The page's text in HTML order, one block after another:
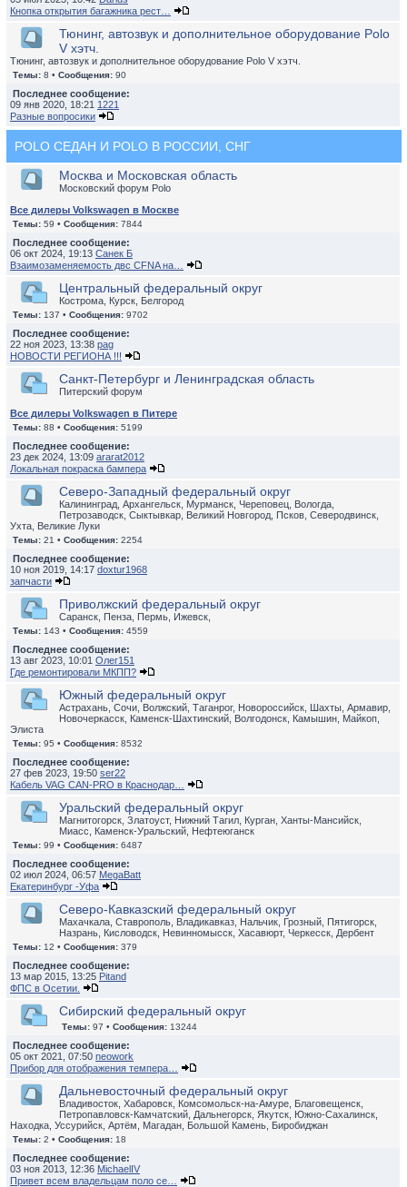
Кнопка открытия багажника рест…
Тюнинг, автозвук и дополнительное оборудование Polo
V хэтч.
Тюнинг, автозвук и дополнительное оборудование Polo V хэтч.
Темы: 8 • Сообщения: 90
Последнее сообщение:
09 янв 2020, 18:21 1221
Разные вопросики
POLO СЕДАН И POLO В РОССИИ, СНГ
Москва и Московская область
Московский форум Polo
Все дилеры Volkswagen в Москве
Темы: 59 • Сообщения: 7844
Последнее сообщение:
06 окт 2024, 19:13 Санек Б
Взаимозаменяемость двс CFNA на…
Центральный федеральный округ
Кострома, Курск, Белгород
Темы: 137 • Сообщения: 9702
Последнее сообщение:
22 ноя 2023, 13:38 pag
НОВОСТИ РЕГИОНА !!!
Санкт-Петербург и Ленинградская область
Питерский форум
Все дилеры Volkswagen в Питере
Темы: 88 • Сообщения: 5199
Последнее сообщение:
23 дек 2024, 13:09 ararat2012
Локальная покраска бампера
Северо-Западный федеральный округ
Калининград, Архангельск, Мурманск, Череповец, Вологда,
Петрозаводск, Сыктывкар, Великий Новгород, Псков, Северодвинск,
Ухта, Великие Луки
Темы: 21 • Сообщения: 2254
Последнее сообщение:
10 ноя 2019, 14:17 doxtur1968
запчасти
Приволжский федеральный округ
Саранск, Пенза, Пермь, Ижевск,
Темы: 143 • Сообщения: 4559
Последнее сообщение:
13 авг 2023, 10:01 Олег151
Где ремонтировали МКПП?
Южный федеральный округ
Астрахань, Сочи, Волжский, Таганрог, Новороссийск, Шахты, Армавир,
Новочеркасск, Каменск-Шахтинский, Волгодонск, Камышин, Майкоп,
Элиста
Темы: 95 • Сообщения: 8532
Последнее сообщение:
27 фев 2023, 19:50 ser22
Кабель VAG CAN-PRO в Краснодар…
Уральский федеральный округ
Магнитогорск, Златоуст, Нижний Тагил, Курган, Ханты-Мансийск,
Миасс, Каменск-Уральский, Нефтеюганск
Темы: 99 • Сообщения: 6487
Последнее сообщение:
02 июл 2024, 06:57 MegaBatt
Екатеринбург -Уфа
Северо-Кавказский федеральный округ
Махачкала, Ставрополь, Владикавказ, Нальчик, Грозный, Пятигорск,
Назрань, Кисловодск, Невинномысск, Хасавюрт, Черкесск, Дербент
Темы: 12 • Сообщения: 379
Последнее сообщение:
13 мар 2015, 13:25 Pitand
ФПС в Осетии.
Сибирский федеральный округ
Темы: 97 • Сообщения: 13244
Последнее сообщение:
05 окт 2021, 07:50 neowork
Прибор для отображения темпера…
Дальневосточный федеральный округ
Владивосток, Хабаровск, Комсомольск-на-Амуре, Благовещенск,
Петропавловск-Камчатский, Дальнегорск, Якутск, Южно-Сахалинск,
Находка, Уссурийск, Артём, Магадан, Большой Камень, Биробиджан
Темы: 2 • Сообщения: 18
Последнее сообщение:
03 ноя 2013, 12:36 MichaelIV
Привет всем владельцам поло се…